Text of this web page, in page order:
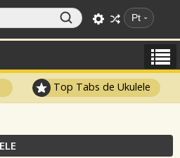
Pt
Top Tabs de Ukulele